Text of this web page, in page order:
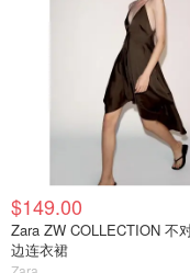
$149.00
Zara ZW COLLECTION 不
边连衣裙